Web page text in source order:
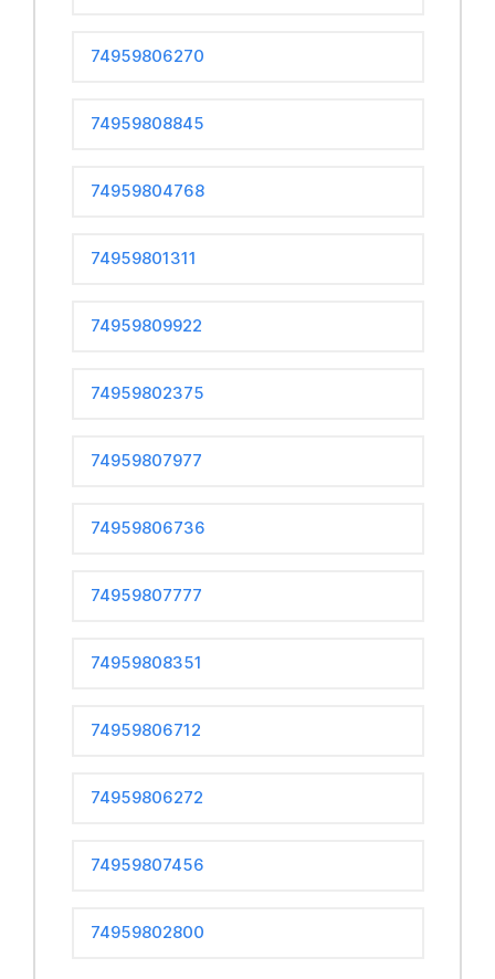
74959806270
74959808845
74959804768
74959801311
74959809922
74959802375
74959807977
74959806736
74959807777
74959808351
74959806712
74959806272
74959807456
74959802800